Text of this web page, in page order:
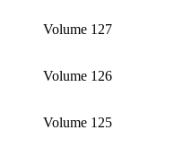
Volume 127
Volume 126
Volume 125